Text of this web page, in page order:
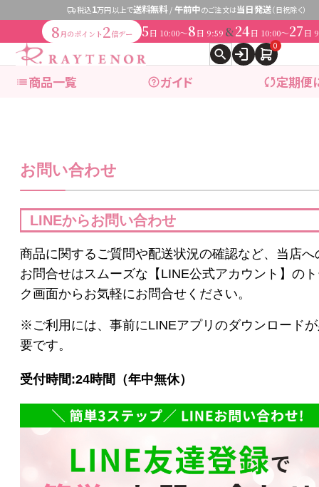
税込1万円以上で送料無料/ 午前中のご注文は当日発送（日祝除く）
8 月のポイント 2倍デー 5日 10:00〜8日 9:59 &24日 10:00〜27日
0
商品一覧 ガイド 定期便
商品カテゴリ別で探すexpand_more
ブランドで探す
レイテノール
スキンケアシリーズ
リノセント
その他
ドクターリセラ
お問い合わせ
LINEからお問い合わせ
商品に関するご質問や配送状況の確認など、当店へ
お問合せはスムーズな【LINE公式アカウント】の
ク画面からお気軽にお問合せください。
※ご利用には、事前にLINEアプリのダウンロード
要です。
受付時間:24時間（年中無休）